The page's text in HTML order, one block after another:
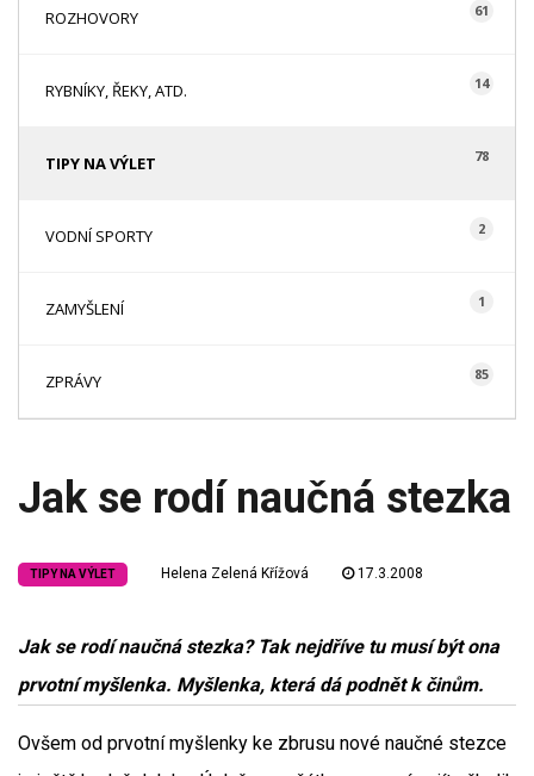
ROZHOVORY 61
RYBNÍKY, ŘEKY, ATD. 14
TIPY NA VÝLET 78
VODNÍ SPORTY 2
ZAMYŠLENÍ 1
ZPRÁVY 85
Jak se rodí naučná stezka
TIPY NA VÝLET Helena Zelená Křížová 17.3.2008
Jak se rodí naučná stezka? Tak nejdříve tu musí být ona
prvotní myšlenka. Myšlenka, která dá podnět k činům.
Ovšem od prvotní myšlenky ke zbrusu nové naučné stezce